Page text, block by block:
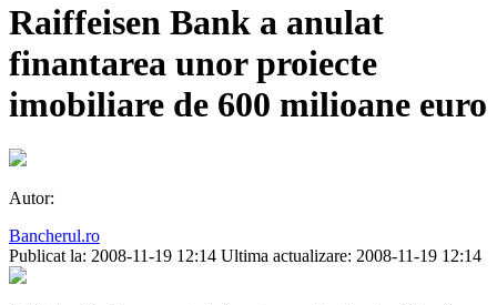
Raiffeisen Bank a anulat
finantarea unor proiecte
imobiliare de 600 milioane euro
Autor:
Bancherul.ro
Publicat la: 2008-11-19 12:14 Ultima actualizare: 2008-11-19 12:14